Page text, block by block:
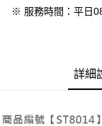
免運費
付款後7-11取貨
※ 服務時間：平日
詳細